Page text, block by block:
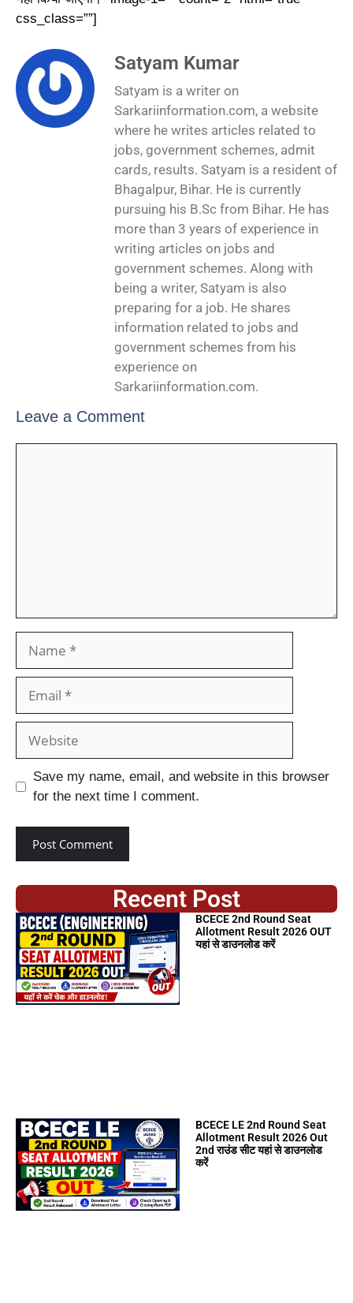
css_class=””]
Satyam Kumar
Satyam is a writer on
Sarkariinformation.com, a website
where he writes articles related to
jobs, government schemes, admit
cards, results. Satyam is a resident of
Bhagalpur, Bihar. He is currently
pursuing his B.Sc from Bihar. He has
more than 3 years of experience in
writing articles on jobs and
government schemes. Along with
being a writer, Satyam is also
preparing for a job. He shares
information related to jobs and
government schemes from his
experience on
Sarkariinformation.com.
Leave a Comment
Save my name, email, and website in this browser
for the next time I comment.
Recent Post
BCECE 2nd Round Seat
Allotment Result 2026 OUT
यहां से डाउनलोड करें
BCECE LE 2nd Round Seat
Allotment Result 2026 Out
2nd राउंड सीट यहां से डाउनलोड
करें